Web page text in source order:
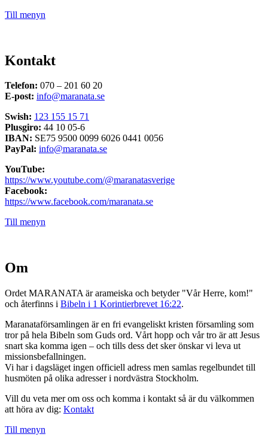
Till menyn
Kontakt
Telefon: 070 – 201 60 20
E-post: info@maranata.se
Swish: 123 155 15 71
Plusgiro: 44 10 05-6
IBAN: SE75 9500 0099 6026 0441 0056
PayPal: info@maranata.se
YouTube:
https://www.youtube.com/@maranatasverige
Facebook:
https://www.facebook.com/maranata.se
Till menyn
Om
Ordet MARANATA är arameiska och betyder "Vår Herre, kom!"
och återfinns i Bibeln i 1 Korintierbrevet 16:22.
Maranataförsamlingen är en fri evangeliskt kristen församling som
tror på hela Bibeln som Guds ord. Vårt hopp och vår tro är att Jesus
snart ska komma igen – och tills dess det sker önskar vi leva ut
missionsbefallningen.
Vi har i dagsläget ingen officiell adress men samlas regelbundet till
husmöten på olika adresser i nordvästra Stockholm.
Vill du veta mer om oss och komma i kontakt så är du välkommen
att höra av dig: Kontakt
Till menyn